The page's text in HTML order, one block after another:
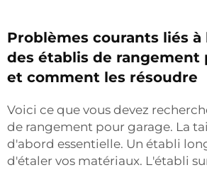
Problèmes courants liés
des établis de rangement
et comment les résoudre
Voici ce que vous devez
de rangement pour garage. La
d'abord essentielle. Un établi
d'étaler vos matériaux. L'établi